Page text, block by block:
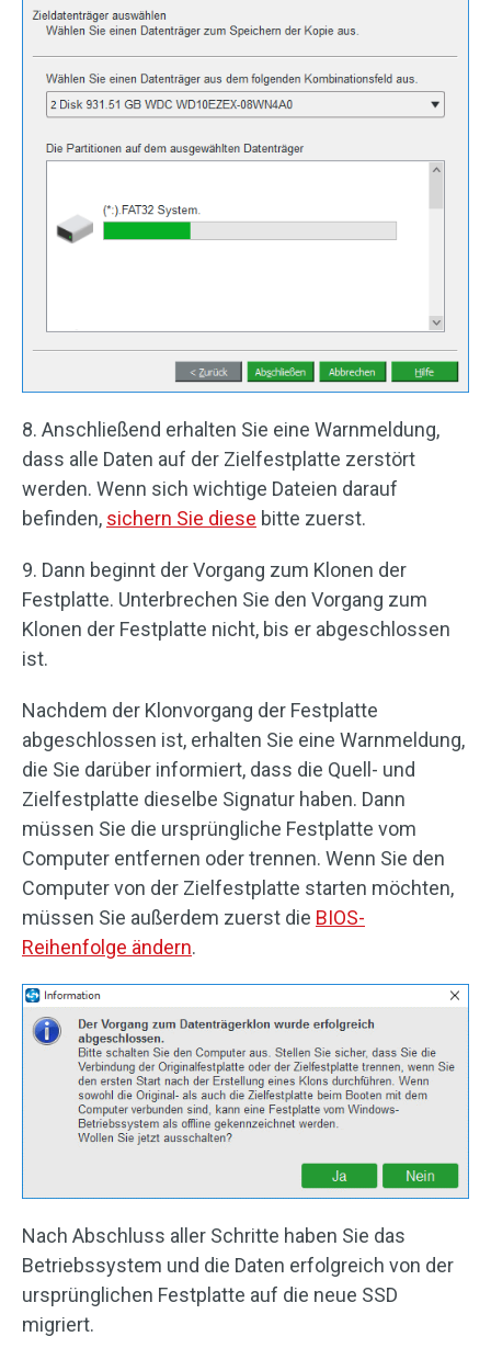
8. Anschließend erhalten Sie eine Warnmeldung,
dass alle Daten auf der Zielfestplatte zerstört
werden. Wenn sich wichtige Dateien darauf
befinden, sichern Sie diese bitte zuerst.
9. Dann beginnt der Vorgang zum Klonen der
Festplatte. Unterbrechen Sie den Vorgang zum
Klonen der Festplatte nicht, bis er abgeschlossen
ist.
Nachdem der Klonvorgang der Festplatte
abgeschlossen ist, erhalten Sie eine Warnmeldung,
die Sie darüber informiert, dass die Quell- und
Zielfestplatte dieselbe Signatur haben. Dann
müssen Sie die ursprüngliche Festplatte vom
Computer entfernen oder trennen. Wenn Sie den
Computer von der Zielfestplatte starten möchten,
müssen Sie außerdem zuerst die BIOS-
Reihenfolge ändern.
Nach Abschluss aller Schritte haben Sie das
Betriebssystem und die Daten erfolgreich von der
ursprünglichen Festplatte auf die neue SSD
migriert.